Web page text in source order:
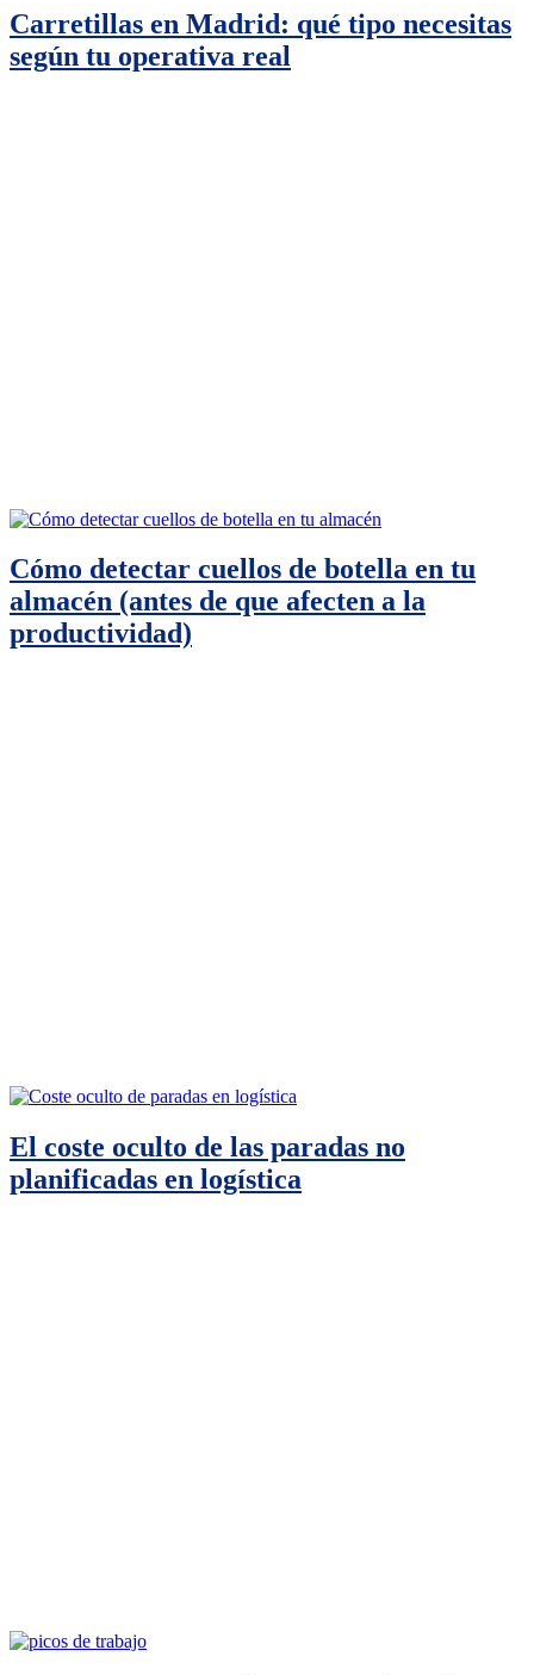
Carretillas en Madrid: qué tipo necesitas
según tu operativa real
Cómo detectar cuellos de botella en tu
almacén (antes de que afecten a la
productividad)
El coste oculto de las paradas no
planificadas en logística